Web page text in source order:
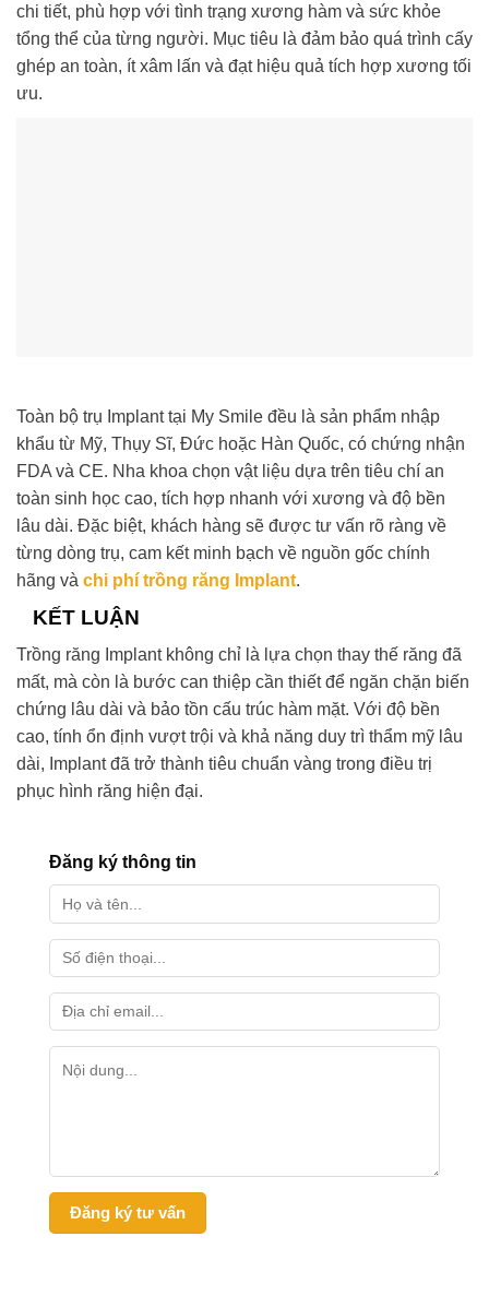
chi tiết, phù hợp với tình trạng xương hàm và sức khỏe
tổng thể của từng người. Mục tiêu là đảm bảo quá trình cấy
ghép an toàn, ít xâm lấn và đạt hiệu quả tích hợp xương tối
ưu.
Toàn bộ trụ Implant tại My Smile đều là sản phẩm nhập
khẩu từ Mỹ, Thụy Sĩ, Đức hoặc Hàn Quốc, có chứng nhận
FDA và CE. Nha khoa chọn vật liệu dựa trên tiêu chí an
toàn sinh học cao, tích hợp nhanh với xương và độ bền
lâu dài. Đặc biệt, khách hàng sẽ được tư vấn rõ ràng về
từng dòng trụ, cam kết minh bạch về nguồn gốc chính
hãng và chi phí trồng răng Implant.
KẾT LUẬN
Trồng răng Implant không chỉ là lựa chọn thay thế răng đã
mất, mà còn là bước can thiệp cần thiết để ngăn chặn biến
chứng lâu dài và bảo tồn cấu trúc hàm mặt. Với độ bền
cao, tính ổn định vượt trội và khả năng duy trì thẩm mỹ lâu
dài, Implant đã trở thành tiêu chuẩn vàng trong điều trị
phục hình răng hiện đại.
Đăng ký thông tin